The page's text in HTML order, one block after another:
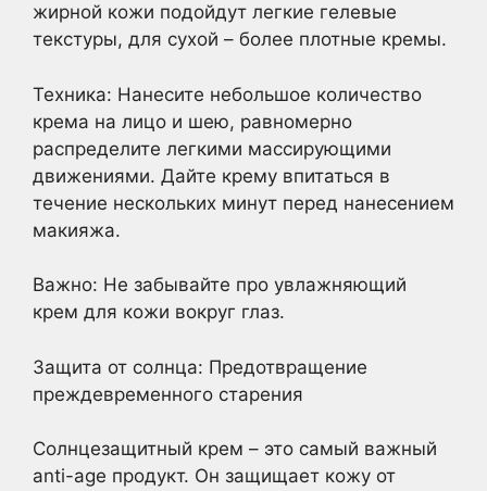
жирной кожи подойдут легкие гелевые
текстуры, для сухой – более плотные кремы.
Техника: Нанесите небольшое количество
крема на лицо и шею, равномерно
распределите легкими массирующими
движениями. Дайте крему впитаться в
течение нескольких минут перед нанесением
макияжа.
Важно: Не забывайте про увлажняющий
крем для кожи вокруг глаз.
Защита от солнца: Предотвращение
преждевременного старения
Солнцезащитный крем – это самый важный
anti-age продукт. Он защищает кожу от